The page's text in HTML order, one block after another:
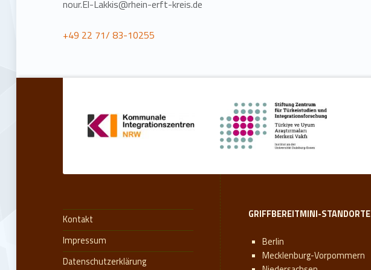
nour.El-Lakkis@rhein-erft-kreis.de
+49 22 71/ 83-10255
Zurück zur Hauptnavigation springen
Kontakt
Impressum
Datenschutzerklärung
GRIFFBEREITMINI-STANDORTE
Berlin
Mecklenburg-Vorpommern